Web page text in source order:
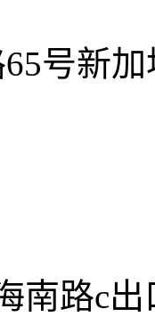
号新
南路c出